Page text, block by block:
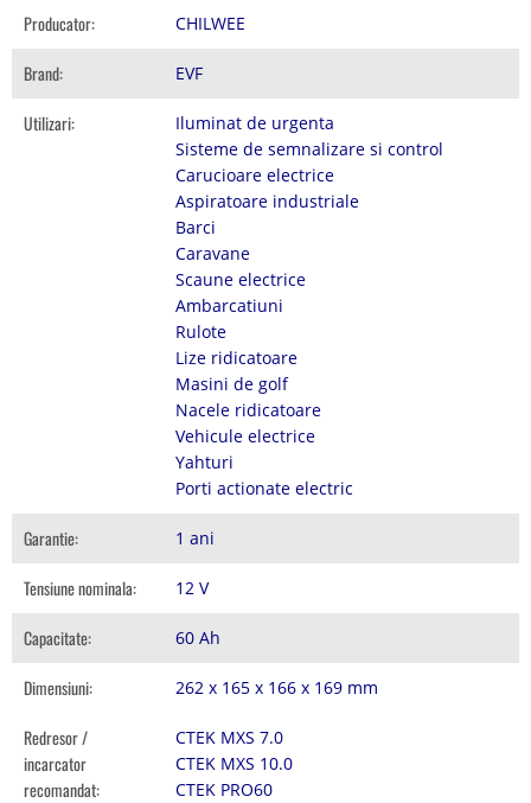
Producator: CHILWEE
Brand: EVF
Utilizari:
Iluminat de urgenta
Sisteme de semnalizare si control
Carucioare electrice
Aspiratoare industriale
Barci
Caravane
Scaune electrice
Ambarcatiuni
Rulote
Lize ridicatoare
Masini de golf
Nacele ridicatoare
Vehicule electrice
Yahturi
Porti actionate electric
Garantie: 1 ani
Tensiune nominala: 12 V
Capacitate: 60 Ah
Dimensiuni: 262 x 165 x 166 x 169 mm
Redresor /
incarcator
recomandat:
CTEK MXS 7.0
CTEK MXS 10.0
CTEK PRO60